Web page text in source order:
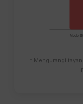
Mode
* Mengurangi